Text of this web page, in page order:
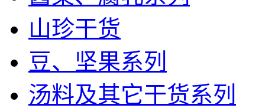
山珍干货
豆、坚果系列
汤料及其它干货系列